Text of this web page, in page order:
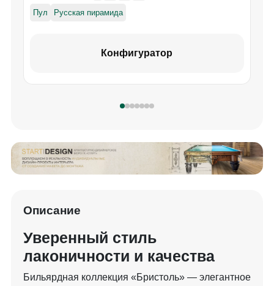
Пул Русская пирамида
Конфигуратор
Описание
Уверенный стиль
лаконичности и качества
Бильярдная коллекция «Бристоль» — элегантное